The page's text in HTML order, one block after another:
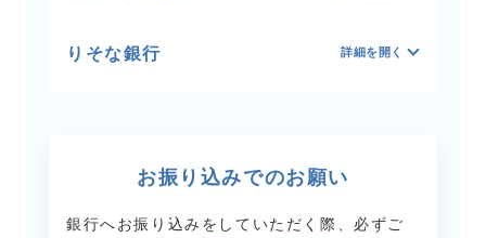
りそな銀行
お振り込みでのお願い
銀行へお振り込みをしていただく際、必ずご